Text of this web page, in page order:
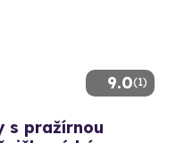
9.0(1)
s pražírnou